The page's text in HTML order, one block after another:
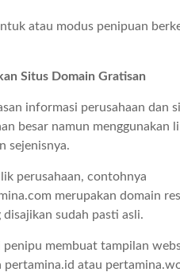
atau modus penipuan
Situs Domain Gratisan
informasi perusahaan dan
besar namun menggunakan
sejenisnya.
perusahaan, contohnya
merupakan domain
sudah pasti asli.
penipu membuat tampilan
atau